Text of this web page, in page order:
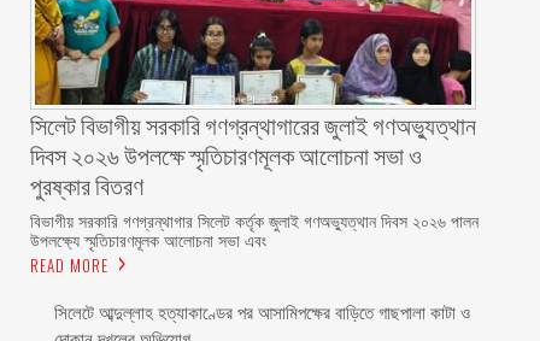
সিলেট বিভাগীয় সরকারি গণগ্রন্থাগারের জুলাই গণঅভ্যুত্থান
দিবস ২০২৬ উপলক্ষে স্মৃতিচারণমূলক আলোচনা সভা ও
পুরষ্কার বিতরণ ‎ ‎
বিভাগীয় সরকারি গণগ্রন্থাগার সিলেট কর্তৃক জুলাই গণঅভ্যুত্থান দিবস ২০২৬ পালন
উপলক্ষ্যে স্মৃতিচারণমূলক আলোচনা সভা এবং
READ MORE
সিলেটে আব্দুল্লাহ হত্যাকাণ্ডের পর আসামিপক্ষের বাড়িতে গাছপালা কাটা ও